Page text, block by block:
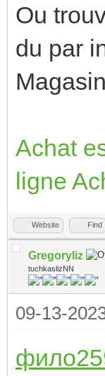
Ou
du par
Achat
ligne
Website Find
Gregoryliz
tuchkaslizNN
09-13-
фило